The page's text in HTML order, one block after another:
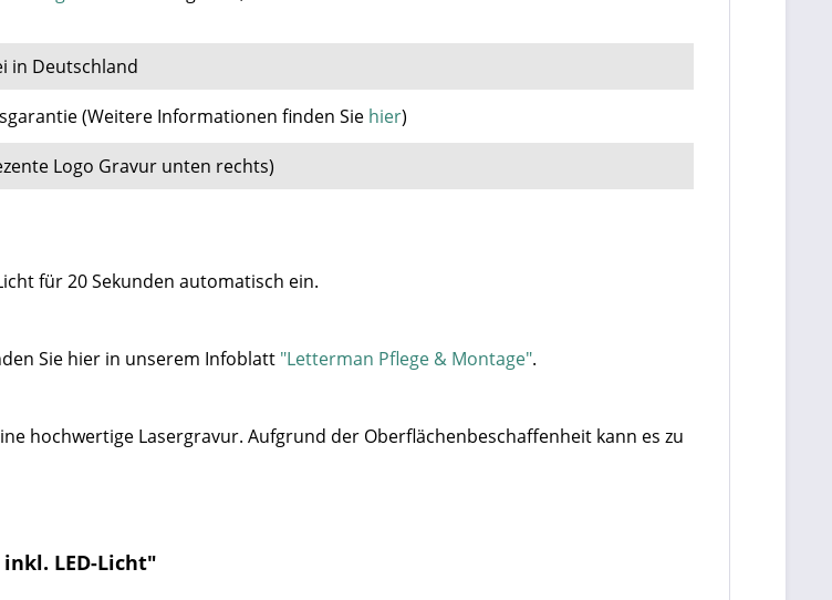
in Deutschland
(Weitere Informationen finden Sie hier)
Logo Gravur unten rechts)
für 20 Sekunden automatisch ein.
Sie hier in unserem Infoblatt "Letterman Pflege & Montage".
hochwertige Lasergravur. Aufgrund der Oberflächenbeschaffenheit kann es zu
LED-Licht"